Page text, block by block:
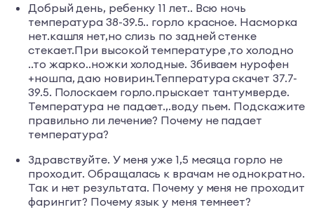
Добрый день, ребенку 11 лет.. Всю ночь
температура 38-39.5.. горло красное. Насморка
нет.кашля нет,но слизь по задней стенке
стекает.При высокой температуре ,то холодно
..то жарко..ножки холодные. Збиваем нурофен
+ношпа, даю новирин.Теппература скачет 37.7-
39.5. Полоскаем горло.прыскает тантумверде.
Температура не падает.,.воду пьем. Подскажите
правильно ли лечение? Почему не падает
температура?
Здравствуйте. У меня уже 1,5 месяца горло не
проходит. Обращалась к врачам не однократно.
Так и нет результата. Почему у меня не проходит
фарингит? Почему язык у меня темнеет?